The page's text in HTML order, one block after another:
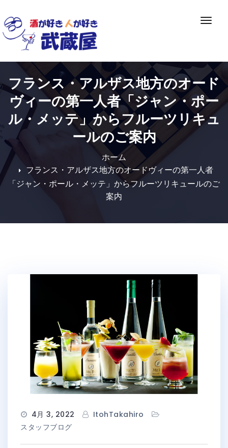
to
content
ナ
ー
シ
ョ
ン
切
り
フランス・アルザス地方のオード
ヴィーの第一人者「ジャン・ポー
ル・メッテ」からフルーツリキュ
ールのご案内
ホーム
フランス・アルザス地方のオードヴィーの第一人者
「ジャン・ポール・メッテ」からフルーツリキュールのご
案内
4月 3, 2022
ItohTakahiro
スタッフブログ